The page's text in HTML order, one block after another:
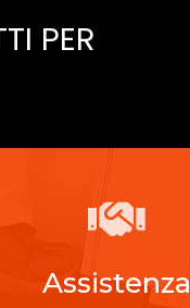
PER
Assistenza